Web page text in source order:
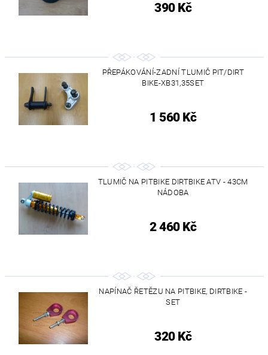
390 Kč
PŘEPÁKOVÁNÍ-ZADNÍ TLUMIČ PIT/DIRT
BIKE-XB31,35SET
1 560 Kč
TLUMIČ NA PITBIKE DIRTBIKE ATV - 43CM
NÁDOBA
2 460 Kč
NAPÍNAČ ŘETĚZU NA PITBIKE, DIRTBIKE -
SET
320 Kč